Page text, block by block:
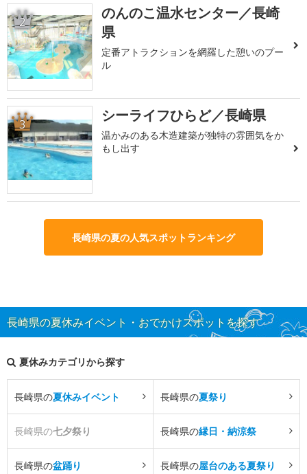
2
のんのこ温水センター／長崎
県
定番アトラクションを網羅した憩いのプー
ル
3 シーライフひらど／長崎県
温かみのある木造建築が独特の雰囲気をか
もし出す
長崎県の夏の人気スポットランキング
長崎県の夏休みイベント・おでかけスポットを探す
夏休みカテゴリから探す
長崎県の夏休みイベント 長崎県の夏祭り
長崎県の七夕祭り 長崎県の縁日・納涼祭
長崎県の盆踊り 長崎県の屋台のある夏祭り